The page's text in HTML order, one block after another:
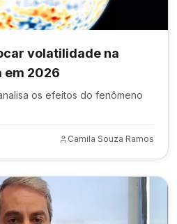
volatilidade na
em 2026
os efeitos do fenômeno
Camila Souza Ramos